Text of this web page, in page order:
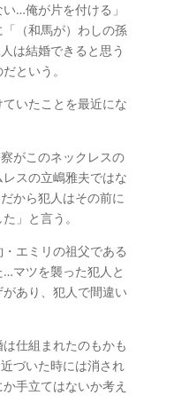
…俺が片を付ける」
（和馬が）わしの孫
は結婚できると思う
という。
いたことを最近にな
がこのネックレスの
スの立嶋雅夫ではな
から犯人はその前に
」と言う。
エミリの祖父である
マツを襲った犯人と
あり、犯人で間違い
仕組まれたのもかも
づいた時には消され
手立てはないか考え